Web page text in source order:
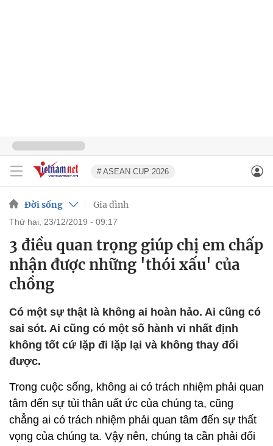
# ASEAN CUP 2026
Đời sống Gia đình
thứ hai, 23/12/2019 - 09:17
3 điều quan trọng giúp chị em chấp
nhận được những 'thói xấu' của
chồng
Có một sự thật là không ai hoàn hảo. Ai cũng có
sai sót. Ai cũng có một số hành vi nhất định
không tốt cứ lặp đi lặp lại và không thay đổi
được.
Trong cuộc sống, không ai có trách nhiệm phải quan
tâm đến sự tủi thân uất ức của chúng ta, cũng
chẳng ai có trách nhiệm phải quan tâm đến sự thất
vọng của chúng ta. Vậy nên, chúng ta cần phải đối